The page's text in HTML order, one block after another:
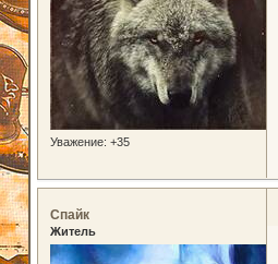
Уважение: +35
Спайк
Житель